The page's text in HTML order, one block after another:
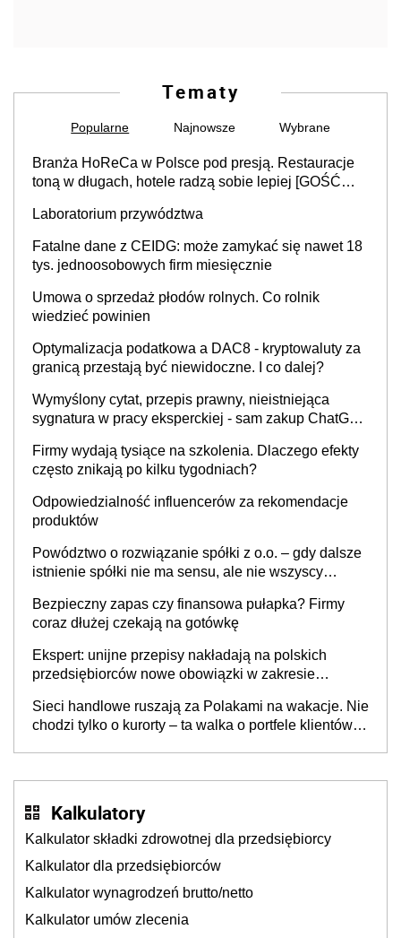
Tematy
Popularne Najnowsze Wybrane
Branża HoReCa w Polsce pod presją. Restauracje
toną w długach, hotele radzą sobie lepiej [GOŚĆ
Laboratorium przywództwa
Fatalne dane z CEIDG: może zamykać się nawet 18
tys. jednoosobowych firm miesięcznie
Umowa o sprzedaż płodów rolnych. Co rolnik
wiedzieć powinien
Optymalizacja podatkowa a DAC8 - kryptowaluty za
granicą przestają być niewidoczne. I co dalej?
Wymyślony cytat, przepis prawny, nieistniejąca
sygnatura w pracy eksperckiej - sam zakup ChatGPT
Firmy wydają tysiące na szkolenia. Dlaczego efekty
często znikają po kilku tygodniach?
Odpowiedzialność influencerów za rekomendacje
produktów
Powództwo o rozwiązanie spółki z o.o. – gdy dalsze
istnienie spółki nie ma sensu, ale nie wszyscy
Bezpieczny zapas czy finansowa pułapka? Firmy
coraz dłużej czekają na gotówkę
Ekspert: unijne przepisy nakładają na polskich
przedsiębiorców nowe obowiązki w zakresie
Sieci handlowe ruszają za Polakami na wakacje. Nie
chodzi tylko o kurorty – ta walka o portfele klientów
Kalkulatory
Kalkulator składki zdrowotnej dla przedsiębiorcy
Kalkulator dla przedsiębiorców
Kalkulator wynagrodzeń brutto/netto
Kalkulator umów zlecenia